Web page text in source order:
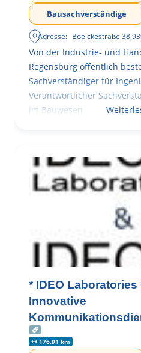
Bausachverständige
Adresse: Boelckestraße 38,
Von der Industrie- und
Regensburg öffentlich
Sachverständiger für
Verantwortlicher
im Bauwesen
* IDEO Laboratories
Innovative
176.91 km